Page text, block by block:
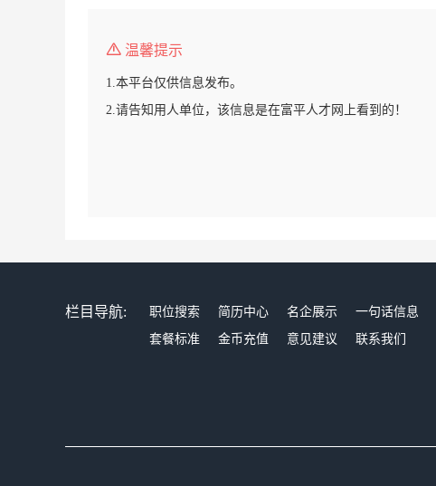
温馨提示
1.本平台仅供信息发布。
2.请告知用人单位，该信息是在富平人才网上看到的！
栏目导航: 职位搜索 简历中心 名企展示 一句话信息
套餐标准
金币充值 意见建议 联系我们